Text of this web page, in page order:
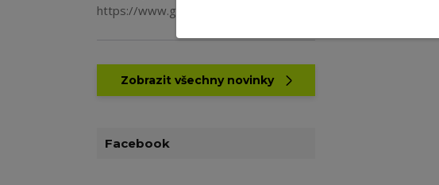
https://www.galan...
Zobrazit všechny novinky
Facebook